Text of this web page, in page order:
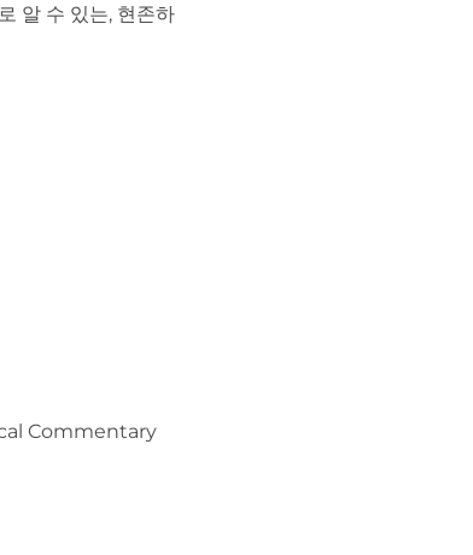
알 수 있는, 현존하
Commentary